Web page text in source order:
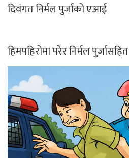
दिवंगत निर्मल पुर्जाको एआई
हिमपहिरोमा परेर निर्मल पुर्जासहित